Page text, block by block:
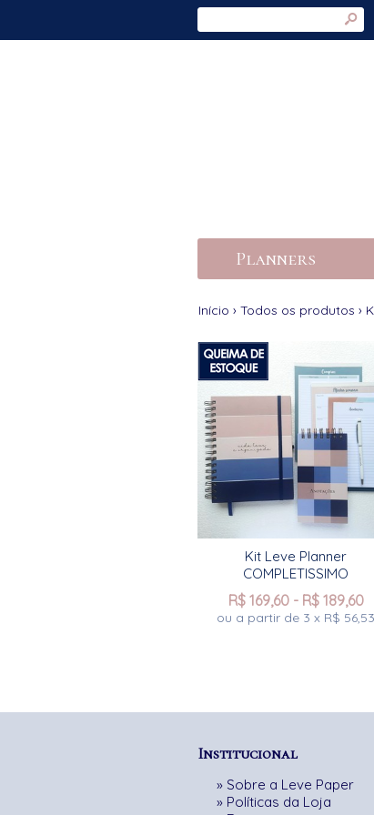
s
Planners
Início › Todos os produtos ›
Kit Leve Planner
COMPLETISSIMO
R$ 169,60 - R$ 189,60
ou a partir de 3 x R$ 56,53
Institucional
» Sobre a Leve Paper
» Políticas da Loja